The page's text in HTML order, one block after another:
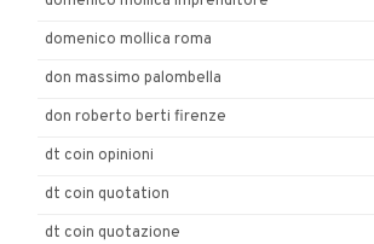
domenico mollica roma
don massimo palombella
don roberto berti firenze
dt coin opinioni
dt coin quotation
dt coin quotazione